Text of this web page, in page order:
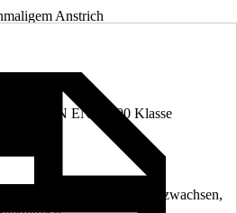
Anstrich
nach DIN EN 13300 Klasse
Dekorputzen, Lasuren, Holzwachsen,